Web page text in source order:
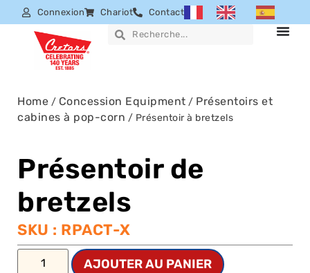
Connexion Chariot Contact
Home / Concession Equipment / Présentoirs et
cabines à pop-corn / Présentoir à bretzels
Présentoir de
bretzels
SKU : RPACT-X
AJOUTER AU PANIER